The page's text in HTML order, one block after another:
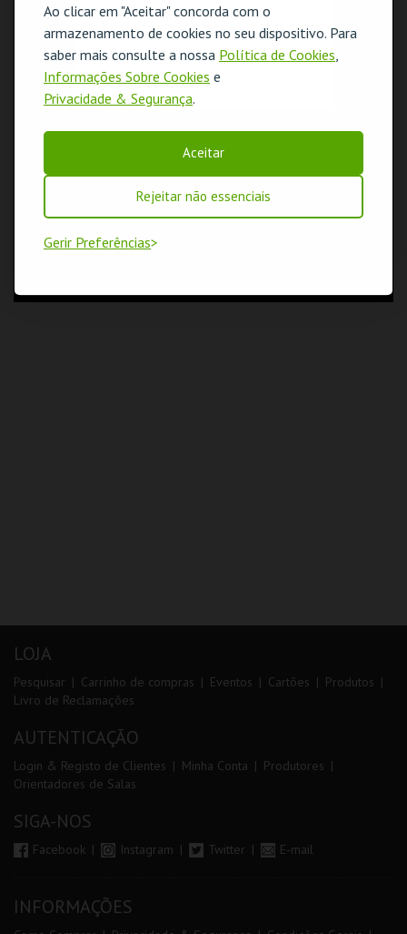
Ao clicar em "Aceitar" concorda com o
armazenamento de cookies no seu dispositivo. Para
saber mais consulte a nossa Política de Cookies
Informações Sobre Cookies e
Privacidade & Segurança.
Aceitar
Rejeitar não essenciais
Gerir Preferências
LOJA
Pesquisar Carrinho de compras Eventos Cartões
Produtos
Livro de Reclamações
AUTENTICAÇÃO
Login & Registo de Clientes Minha Conta
Produtores
Orientadores de Salas
SIGA-NOS
Facebook Instagram Twitter E-mail
INFORMAÇÕES
O evento escolhido não está disponível
OK